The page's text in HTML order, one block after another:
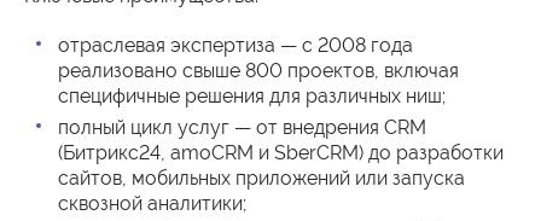
отраслевая экспертиза — с 2008 года
реализовано свыше 800 проектов, включая
специфичные решения для различных ниш;
полный цикл услуг — от внедрения CRM
(Битрикс24, amoCRM и SberCRM) до разработки
сайтов, мобильных приложений или запуска
сквозной аналитики;